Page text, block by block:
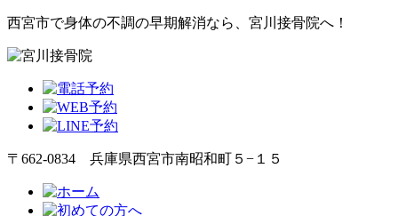
西宮市で身体の不調の早期解消なら、宮川接骨院へ！
〒662-0834 兵庫県西宮市南昭和町５−１５